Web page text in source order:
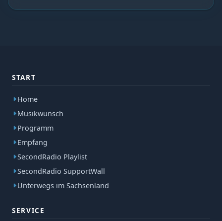
START
Home
Musikwunsch
Programm
Empfang
SecondRadio Playlist
SecondRadio SupportWall
Unterwegs im Sachsenland
SERVICE